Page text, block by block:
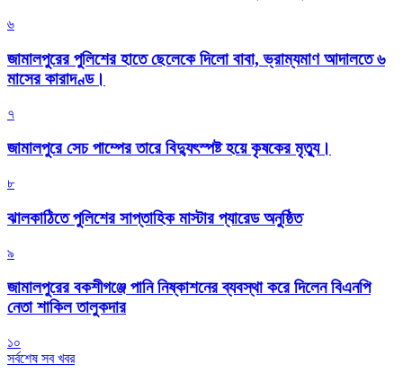
৬
জামালপুরের পুলিশের হাতে ছেলেকে দিলো বাবা, ভ্রাম্যমাণ আদালতে ৬
মাসের কারাদণ্ড।
৭
জামালপুরে সেচ পাম্পের তারে বিদ্যুৎস্পষ্ট হয়ে কৃষকের মৃত্যু।
৮
‎ঝালকাঠিতে পুলিশের সাপ্তাহিক মাস্টার প্যারেড অনুষ্ঠিত
৯
জামালপুরের বকশীগঞ্জে পানি নিষ্কাশনের ব্যবস্থা করে দিলেন বিএনপি
নেতা শাকিল তালুকদার
১০
সর্বশেষ সব খবর